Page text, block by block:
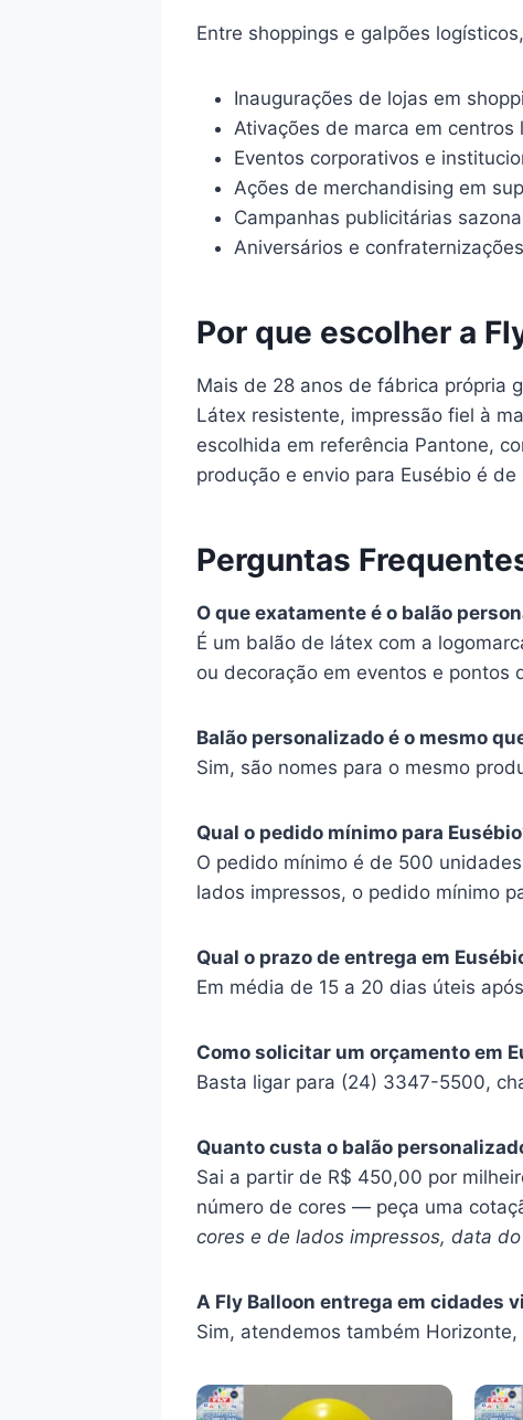
Entre shoppings e galpões
Inaugurações de lojas em
Ativações de marca em centros
Eventos corporativos e
Ações de merchandising em
Campanhas publicitárias
Aniversários e
Por que escolher a
Mais de 28 anos de fábrica própria
Látex resistente, impressão fiel à
escolhida em referência Pantone,
produção e envio para Eusébio é
Perguntas
O que exatamente é o balão
É um balão de látex com a
ou decoração em eventos e pontos
Balão personalizado é o mesmo
Sim, são nomes para o mesmo
Qual o pedido mínimo para
O pedido mínimo é de 500
lados impressos, o pedido mínimo
Qual o prazo de entrega em
Em média de 15 a 20 dias úteis
Como solicitar um orçamento em
Basta ligar para (24) 3347-5500,
Quanto custa o balão
Sai a partir de R$ 450,00 por
número de cores — peça uma
cores e de lados impressos, data
A Fly Balloon entrega em cidades
Sim, atendemos também